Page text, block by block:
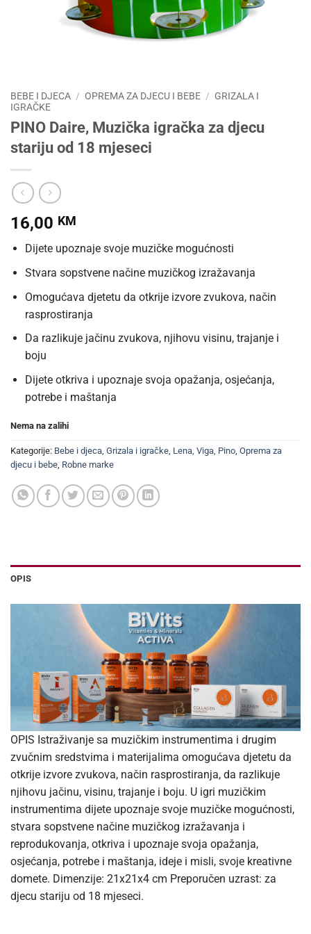
BEBE I DJECA / OPREMA ZA DJECU I BEBE / GRIZALA I
IGRAČKE
PINO Daire, Muzička igračka za djecu
stariju od 18 mjeseci
16,00 KM
Dijete upoznaje svoje muzičke mogućnosti
Stvara sopstvene načine muzičkog izražavanja
Omogućava djetetu da otkrije izvore zvukova, način
rasprostiranja
Da razlikuje jačinu zvukova, njihovu visinu, trajanje i
boju
Dijete otkriva i upoznaje svoja opažanja, osjećanja,
potrebe i maštanja
Nema na zalihi
Kategorije: Bebe i djeca, Grizala i igračke, Lena, Viga, Pino, Oprema za
djecu i bebe, Robne marke
OPIS
OPIS Istraživanje sa muzičkim instrumentima i drugim
zvučnim sredstvima i materijalima omogućava djetetu da
otkrije izvore zvukova, način rasprostiranja, da razlikuje
njihovu jačinu, visinu, trajanje i boju. U igri muzičkim
instrumentima dijete upoznaje svoje muzičke mogućnosti,
stvara sopstvene načine muzičkog izražavanja i
reprodukovanja, otkriva i upoznaje svoja opažanja,
osjećanja, potrebe i maštanja, ideje i misli, svoje kreativne
domete. Dimenzije: 21x21x4 cm Preporučen uzrast: za
djecu stariju od 18 mjeseci.